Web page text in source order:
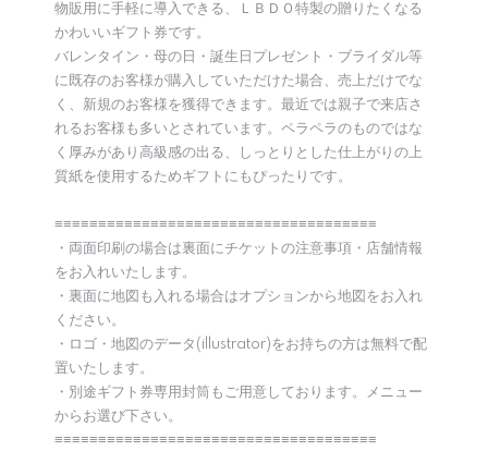
物販用に手軽に導入できる、ＬＢＤＯ特製の贈りたくなる
かわいいギフト券です。
バレンタイン・母の日・誕生日プレゼント・ブライダル等
に既存のお客様が購入していただけた場合、売上だけでな
く、新規のお客様を獲得できます。最近では親子で来店さ
れるお客様も多いとされています。ペラペラのものではな
く厚みがあり高級感の出る、しっとりとした仕上がりの上
質紙を使用するためギフトにもぴったりです。
≡≡≡≡≡≡≡≡≡≡≡≡≡≡≡≡≡≡≡≡≡≡≡≡≡≡≡≡≡≡≡≡≡≡≡≡≡
・両面印刷の場合は裏面にチケットの注意事項・店舗情報
をお入れいたします。
・裏面に地図も入れる場合はオプションから地図をお入れ
ください。
・ロゴ・地図のデータ(illustrator)をお持ちの方は無料で配
置いたします。
・別途ギフト券専用封筒もご用意しております。メニュー
からお選び下さい。
≡≡≡≡≡≡≡≡≡≡≡≡≡≡≡≡≡≡≡≡≡≡≡≡≡≡≡≡≡≡≡≡≡≡≡≡≡